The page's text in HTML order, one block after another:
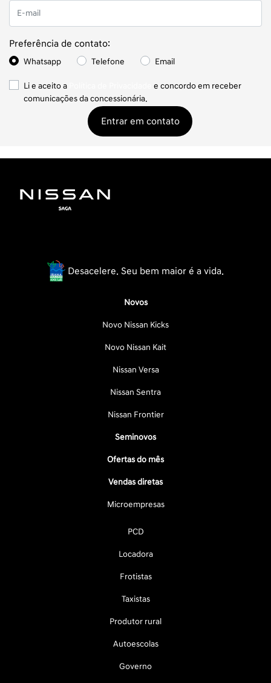
Preferência de contato:
Whatsapp Telefone Email
Li e aceito a
e concordo em receber
comunicações da concessionária.
Entrar em contato
Desacelere. Seu bem maior é a vida.
Novos
Novo Nissan Kicks
Novo Nissan Kait
Nissan Versa
Nissan Sentra
Nissan Frontier
Seminovos
Ofertas do mês
Vendas diretas
Microempresas
PCD
Locadora
Frotistas
Taxistas
Produtor rural
Autoescolas
Governo